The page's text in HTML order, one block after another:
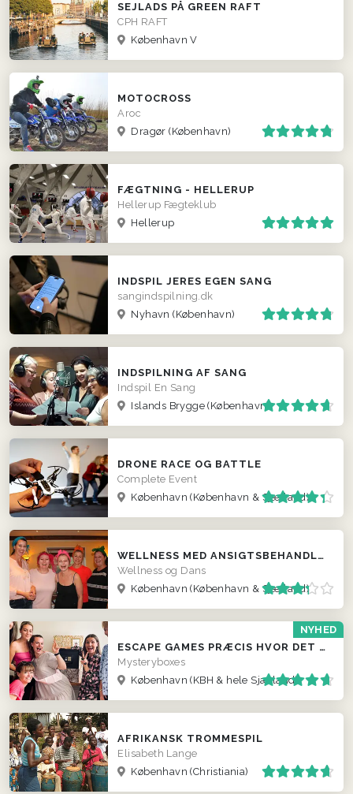
SEJLADS PÅ GREEN RAFT
CPH RAFT
København V
MOTOCROSS
Aroc
Dragør (København)
FÆGTNING - HELLERUP
Hellerup Fægteklub
Hellerup
INDSPIL JERES EGEN SANG
sangindspilning.dk
Nyhavn (København)
INDSPILNING AF SANG
Indspil En Sang
Islands Brygge (København)
DRONE RACE OG BATTLE
Complete Event
København(København & Sjælland)
WELLNESS MED ANSIGTSBEHANDLING
Wellness og Dans
København(København & Sjælland)
NYHED
ESCAPE GAMES PRÆCIS HVOR DET PASSER JER
Mysteryboxes
København(KBH & hele Sjælland)
AFRIKANSK TROMMESPIL
Elisabeth Lange
København (Christiania)